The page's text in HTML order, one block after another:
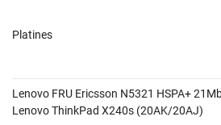
Platines
Lenovo FRU Ericsson N5321 HSPA+
Lenovo ThinkPad X240s (20AK/20AJ)